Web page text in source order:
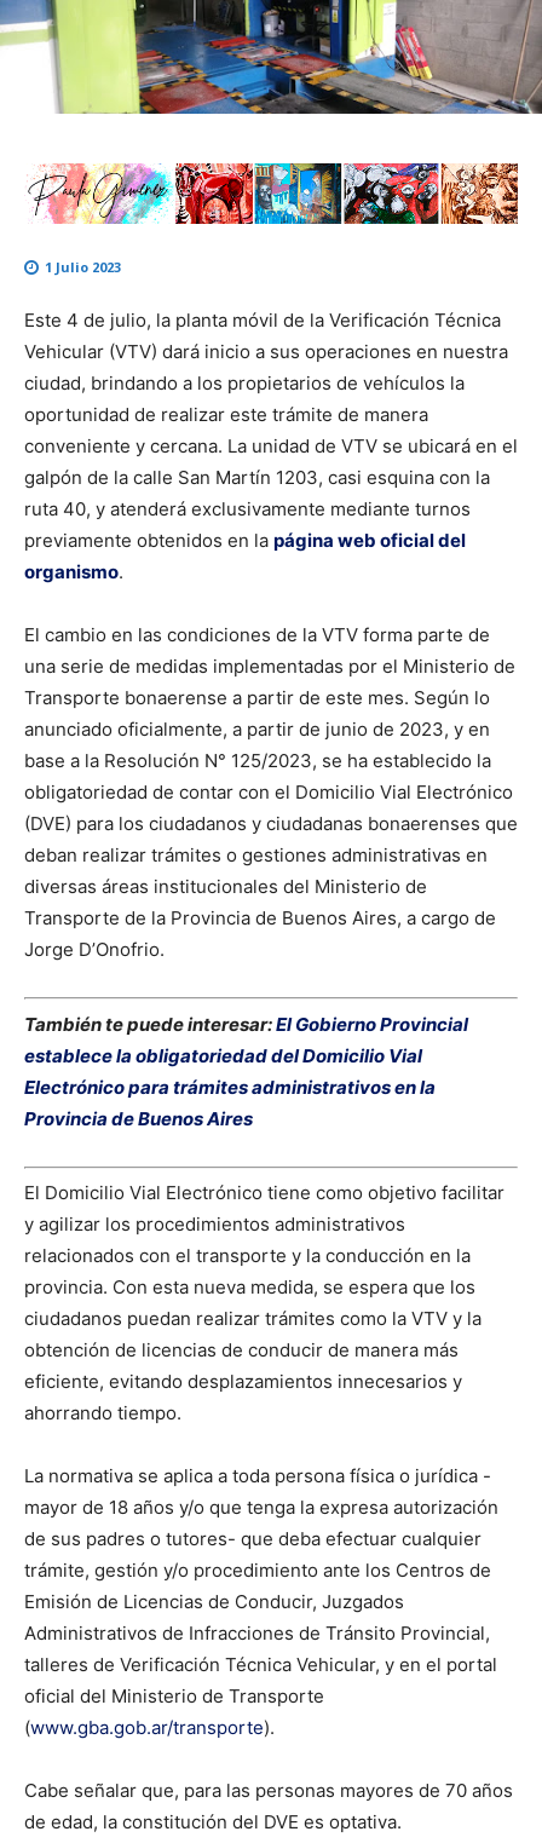
1 Julio 2023
Este 4 de julio, la planta móvil de la Verificación Técnica
Vehicular (VTV) dará inicio a sus operaciones en nuestra
ciudad, brindando a los propietarios de vehículos la
oportunidad de realizar este trámite de manera
conveniente y cercana. La unidad de VTV se ubicará en el
galpón de la calle San Martín 1203, casi esquina con la
ruta 40, y atenderá exclusivamente mediante turnos
previamente obtenidos en la página web oficial del
organismo.
El cambio en las condiciones de la VTV forma parte de
una serie de medidas implementadas por el Ministerio de
Transporte bonaerense a partir de este mes. Según lo
anunciado oficialmente, a partir de junio de 2023, y en
base a la Resolución N° 125/2023, se ha establecido la
obligatoriedad de contar con el Domicilio Vial Electrónico
(DVE) para los ciudadanos y ciudadanas bonaerenses que
deban realizar trámites o gestiones administrativas en
diversas áreas institucionales del Ministerio de
Transporte de la Provincia de Buenos Aires, a cargo de
Jorge D’Onofrio.
También te puede interesar:El Gobierno Provincial
establece la obligatoriedad del Domicilio Vial
Electrónico para trámites administrativos en la
Provincia de Buenos Aires
El Domicilio Vial Electrónico tiene como objetivo facilitar
y agilizar los procedimientos administrativos
relacionados con el transporte y la conducción en la
provincia. Con esta nueva medida, se espera que los
ciudadanos puedan realizar trámites como la VTV y la
obtención de licencias de conducir de manera más
eficiente, evitando desplazamientos innecesarios y
ahorrando tiempo.
La normativa se aplica a toda persona física o jurídica -
mayor de 18 años y/o que tenga la expresa autorización
de sus padres o tutores- que deba efectuar cualquier
trámite, gestión y/o procedimiento ante los Centros de
Emisión de Licencias de Conducir, Juzgados
Administrativos de Infracciones de Tránsito Provincial,
talleres de Verificación Técnica Vehicular, y en el portal
oficial del Ministerio de Transporte
(www.gba.gob.ar/transporte).
Cabe señalar que, para las personas mayores de 70 años
de edad, la constitución del DVE es optativa.